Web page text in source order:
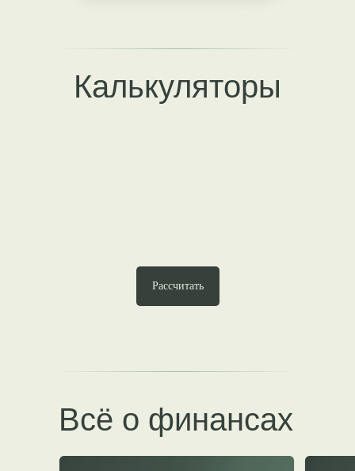
Калькуляторы
Рассчитать
Всё о финансах